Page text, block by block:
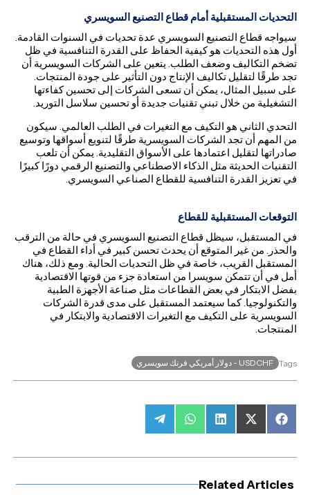
التحديات المستقبلية أمام قطاع التصنيع السويسري
سيواجه قطاع التصنيع السويسري عدة تحديات في السنوات القادمة.
أول هذه التحديات هو كيفية الحفاظ على القدرة التنافسية في ظل
تضخم التكاليف وضعف الطلب. يتعين على الشركات السويسرية أن
تجد طرقًا لتقليل تكاليف الإنتاج دون التأثير على جودة المنتجات.
على سبيل المثال، يمكن أن تسعى الشركات إلى تحسين كفاءتها
التشغيلية من خلال تبني تقنيات جديدة أو تحسين سلاسل التوريد.
التحدي الثاني هو التكيف مع التغيرات في الطلب العالمي. سيكون
من المهم أن تجد الشركات السويسرية طرقًا لتنويع أسواقها وتوسيع
صادراتها لتقليل اعتمادها على الأسواق التقليدية. يمكن أن تلعب
التقنيات الحديثة مثل الذكاء الاصطناعي والتصنيع الرقمي دورًا كبيرًا
في تعزيز القدرة التنافسية للقطاع الصناعي السويسري.
التوقعات المستقبلية للقطاع
في المستقبل، سيظل قطاع التصنيع السويسري في حالة من الترقب
والحذر. من غير المتوقع أن يحدث تحسن كبير في أداء القطاع في
المستقبل القريب، خاصة في ظل التحديات الحالية. ومع ذلك، هناك
أمل في أن تتمكن سويسرا من استعادة جزء من قوتها الاقتصادية
بفضل الابتكار في بعض القطاعات مثل صناعة الأجهزة الطبية
والتكنولوجيا. كما سيعتمد المستقبل على مدى قدرة الشركات
السويسرية على التكيف مع التغيرات الاقتصادية والابتكار في
المنتجات.
Tags USDCHF - دولار أمريكي فرنك سويسري
Share
on
Share
on
(Twitter)
Share
on
Share
on
Share
on
Related Articles